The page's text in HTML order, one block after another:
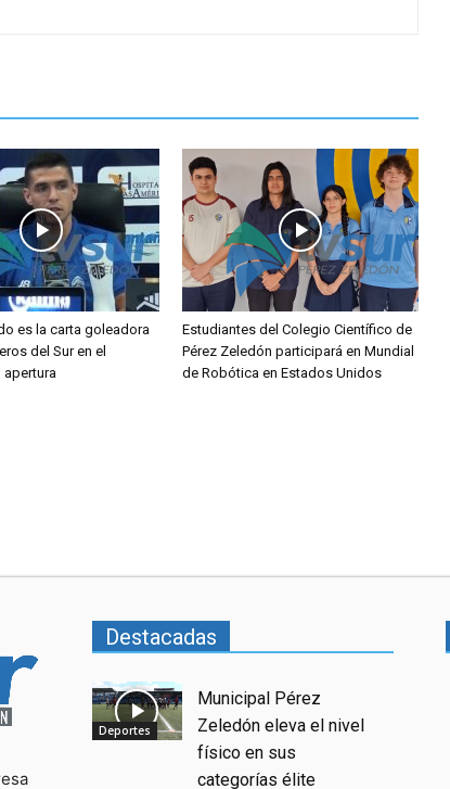
es la carta goleadora
del Sur en el
apertura
Estudiantes del Colegio Científico de
Pérez Zeledón participará en Mundial
de Robótica en Estados Unidos
Destacadas
Deportes
Municipal Pérez
Zeledón eleva el nivel
físico en sus
categorías élite